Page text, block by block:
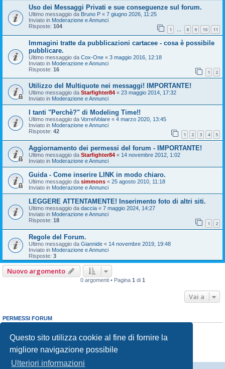
Questo sito utilizza cookie al fine di fornire la
migliore navigazione possibile
Ulteriori informazioni
Uso dei Messaggi Privati e sue conseguenze sul forum.
Ultimo messaggio da Bruno P « 7 giugno 2026, 11:25
Inviato in Moderazione e Annunci
Risposte: 104 1 … 8 9 10 11
Immagini tratte da pubblicazioni cartacee - cosa è possibile
pubblicare.
Ultimo messaggio da Cox-One « 3 maggio 2016, 12:18
Inviato in Moderazione e Annunci
Risposte: 16 1 2
Utilizzo del Multiquote nei messaggi! IMPORTANTE!
Ultimo messaggio da Starfighter84 « 23 maggio 2014, 17:32
Inviato in Moderazione e Annunci
I tanti "Perchè?" di Modeling Time!!
Ultimo messaggio da VorreiVolare « 4 marzo 2020, 13:45
Inviato in Moderazione e Annunci
Risposte: 42 1 2 3 4 5
Aggiornamento dei permessi del forum - IMPORTANTE!
Ultimo messaggio da Starfighter84 « 14 novembre 2012, 1:02
Inviato in Moderazione e Annunci
Guida - Come inserire LINK in modo chiaro.
Ultimo messaggio da simmons « 25 agosto 2010, 11:18
Inviato in Moderazione e Annunci
LEGGERE ATTENTAMENTE! Inserimento foto di altri siti.
Ultimo messaggio da daccia « 7 maggio 2024, 14:27
Inviato in Moderazione e Annunci
Risposte: 18 1 2
Regole del Forum.
Ultimo messaggio da Giannide « 14 novembre 2019, 19:48
Inviato in Moderazione e Annunci
Risposte: 3
Nuovo argomento
0 argomenti • Pagina 1 di 1
Vai a
PERMESSI FORUM
Non puoirispondere negli argomenti
Non puoimodificare i tuoi messaggi
Non puoicancellare i tuoi messaggi
Non puoi
inviare allegati